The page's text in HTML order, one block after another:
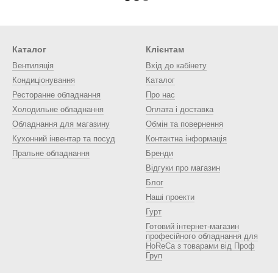
Каталог
Вентиляція
Кондиціонування
Ресторанне обладнання
Холодильне обладнання
Обладнання для магазину
Кухонний інвентар та посуд
Пральне обладнання
Клієнтам
Вхід до кабінету
Каталог
Про нас
Оплата і доставка
Обмін та повернення
Контактна інформація
Бренди
Відгуки про магазин
Блог
Наші проекти
Гурт
Готовий інтернет-магазин
професійного обладнання для
HoReCa з товарами від Проф
Груп